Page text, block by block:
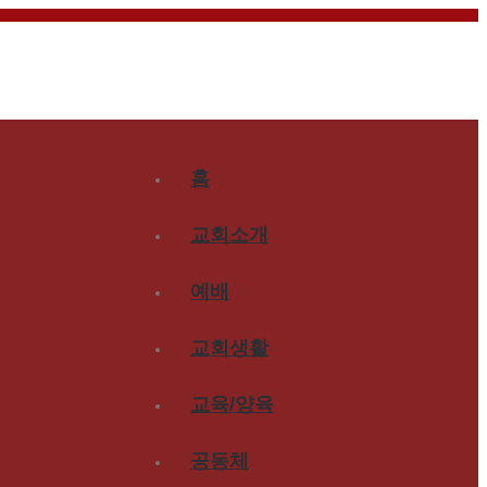
홈
교회소개
예배
교회생활
교육/양육
공동체